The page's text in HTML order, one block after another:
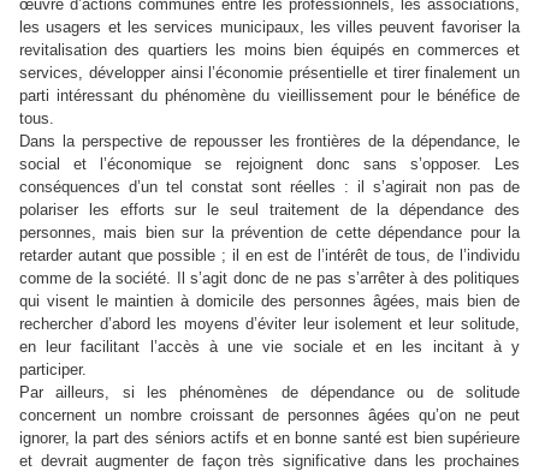
œuvre d’actions communes entre les professionnels, les associations,
les usagers et les services municipaux, les villes peuvent favoriser la
revitalisation des quartiers les moins bien équipés en commerces et
services, développer ainsi l’économie présentielle et tirer finalement un
parti intéressant du phénomène du vieillissement pour le bénéfice de
tous.
Dans la perspective de repousser les frontières de la dépendance, le
social et l’économique se rejoignent donc sans s’opposer. Les
conséquences d’un tel constat sont réelles : il s’agirait non pas de
polariser les efforts sur le seul traitement de la dépendance des
personnes, mais bien sur la prévention de cette dépendance pour la
retarder autant que possible ; il en est de l’intérêt de tous, de l’individu
comme de la société. Il s’agit donc de ne pas s’arrêter à des politiques
qui visent le maintien à domicile des personnes âgées, mais bien de
rechercher d’abord les moyens d’éviter leur isolement et leur solitude,
en leur facilitant l’accès à une vie sociale et en les incitant à y
participer.
Par ailleurs, si les phénomènes de dépendance ou de solitude
concernent un nombre croissant de personnes âgées qu’on ne peut
ignorer, la part des séniors actifs et en bonne santé est bien supérieure
et devrait augmenter de façon très significative dans les prochaines